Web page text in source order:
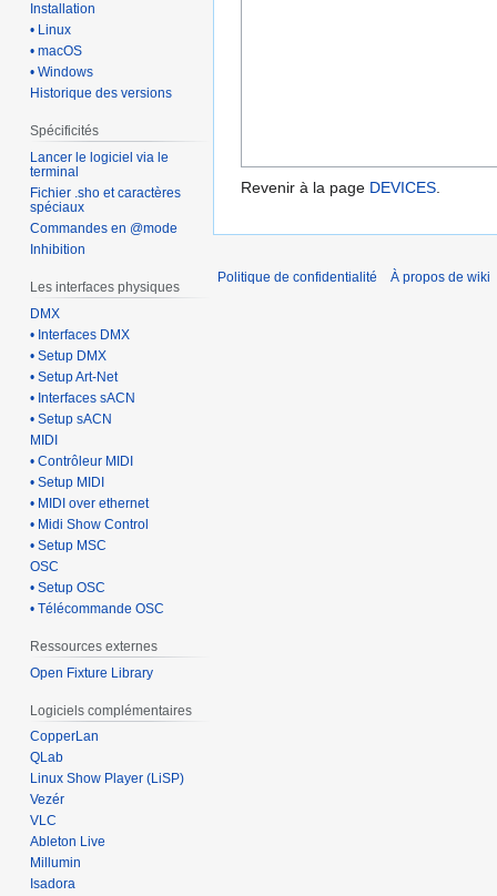
Revenir à la page DEVICES
Installation
• Linux
• macOS
• Windows
Historique des versions
Spécificités
Lancer le logiciel via le
terminal
Fichier .sho et caractères
spéciaux
Commandes en @mode
Inhibition
Les interfaces physiques
DMX
• Interfaces DMX
• Setup DMX
• Setup Art-Net
• Interfaces sACN
• Setup sACN
MIDI
• Contrôleur MIDI
• Setup MIDI
• MIDI over ethernet
• Midi Show Control
• Setup MSC
OSC
• Setup OSC
• Télécommande OSC
Ressources externes
Open Fixture Library
Logiciels complémentaires
CopperLan
QLab
Linux Show Player (LiSP)
Vezér
VLC
Ableton Live
Millumin
Isadora
Politique de confidentialité À propos de wiki